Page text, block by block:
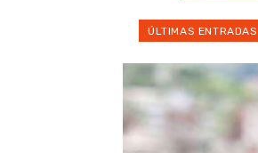
ÚLTIMAS ENTRADAS